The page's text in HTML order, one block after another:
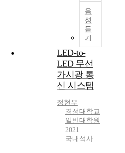
음
성
듣
기
LED-to-
LED 무선
가시광 통
신 시스템
정현우
경성대학교
일반대학원
2021
국내석사